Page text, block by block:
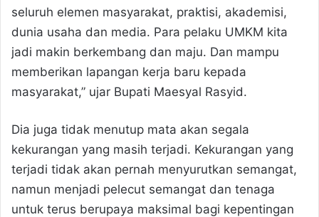
seluruh elemen masyarakat, praktisi, akademisi,
dunia usaha dan media. Para pelaku UMKM kita
jadi makin berkembang dan maju. Dan mampu
memberikan lapangan kerja baru kepada
masyarakat,” ujar Bupati Maesyal Rasyid.
Dia juga tidak menutup mata akan segala
kekurangan yang masih terjadi. Kekurangan yang
terjadi tidak akan pernah menyurutkan semangat,
namun menjadi pelecut semangat dan tenaga
untuk terus berupaya maksimal bagi kepentingan